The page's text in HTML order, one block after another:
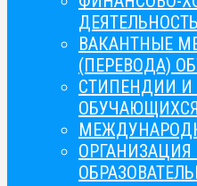
ДЕЯТЕЛЬНОСТЬ
ВАКАНТНЫЕ
(ПЕРЕВОДА)
СТИПЕНДИИ
ОБУЧАЮЩИХСЯ